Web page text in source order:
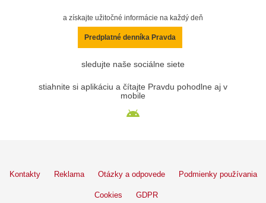
a získajte užitočné informácie na každý deň
Predplatné denníka Pravda
sledujte naše sociálne siete
stiahnite si aplikáciu a čítajte Pravdu pohodlne aj v
mobile
Kontakty Reklama Otázky a odpovede Podmienky používania
Cookies GDPR